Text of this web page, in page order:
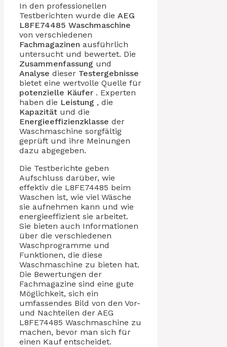
In den professionellen
Testberichten wurde die AEG
L8FE74485 Waschmaschine
von verschiedenen
Fachmagazinen ausführlich
untersucht und bewertet. Die
Zusammenfassung und
Analyse dieser Testergebnisse
bietet eine wertvolle Quelle für
potenzielle Käufer . Experten
haben die Leistung , die
Kapazität und die
Energieeffizienzklasse der
Waschmaschine sorgfältig
geprüft und ihre Meinungen
dazu abgegeben.
Die Testberichte geben
Aufschluss darüber, wie
effektiv die L8FE74485 beim
Waschen ist, wie viel Wäsche
sie aufnehmen kann und wie
energieeffizient sie arbeitet.
Sie bieten auch Informationen
über die verschiedenen
Waschprogramme und
Funktionen, die diese
Waschmaschine zu bieten hat.
Die Bewertungen der
Fachmagazine sind eine gute
Möglichkeit, sich ein
umfassendes Bild von den Vor-
und Nachteilen der AEG
L8FE74485 Waschmaschine zu
machen, bevor man sich für
einen Kauf entscheidet.